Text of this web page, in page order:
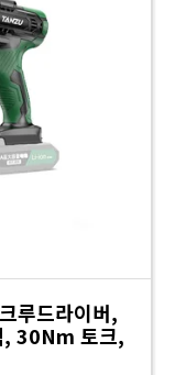
루드라이버,
, 30Nm 토크,